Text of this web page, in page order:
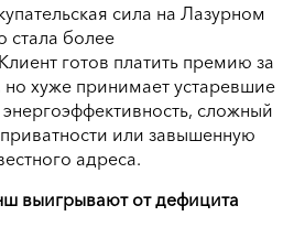
сила на Лазурном
стала более
готов платить премию за
но хуже принимает устаревшие
сложный
приватности или завышенную
адреса.
выигрывают от дефицита